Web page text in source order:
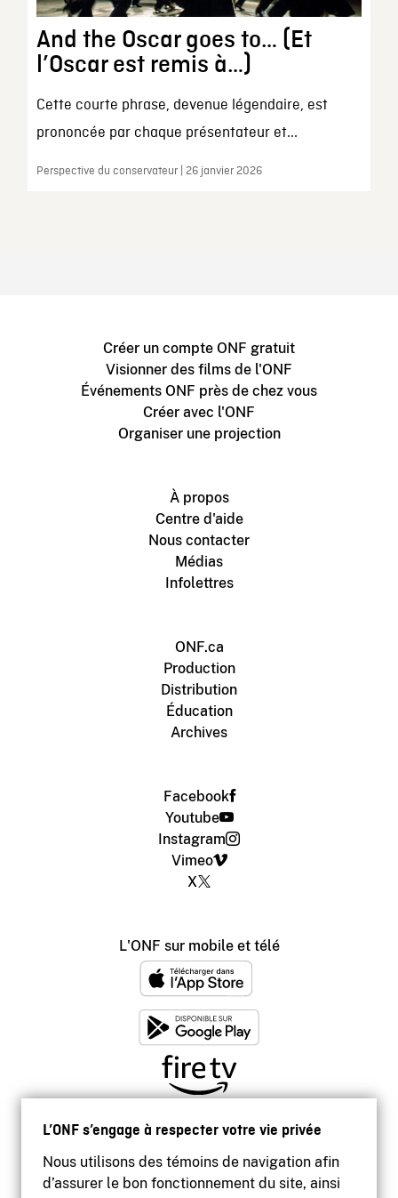
L’ONF s’engage à respecter votre vie privée
Nous utilisons des témoins de navigation afin
d’assurer le bon fonctionnement du site, ainsi
And the Oscar goes to… (Et
l’Oscar est remis à…)
Cette courte phrase, devenue légendaire, est
prononcée par chaque présentateur et...
Perspective du conservateur | 26 janvier 2026
Créer un compte ONF gratuit
Visionner des films de l'ONF
Événements ONF près de chez vous
Créer avec l'ONF
Organiser une projection
À propos
Centre d'aide
Nous contacter
Médias
Infolettres
ONF.ca
Production
Distribution
Éducation
Archives
Facebook
Youtube
Instagram
Vimeo
X
L'ONF sur mobile et télé